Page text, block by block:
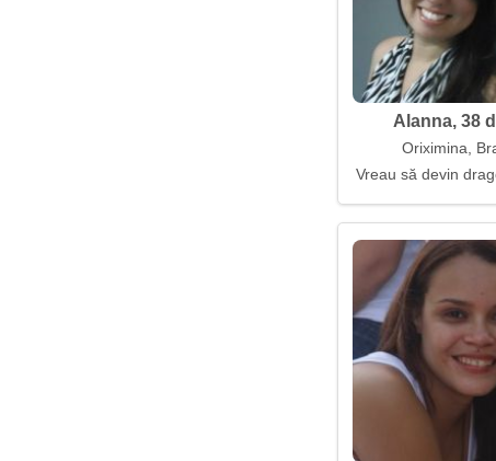
Alanna, 38
Oriximina,
Vreau să devin